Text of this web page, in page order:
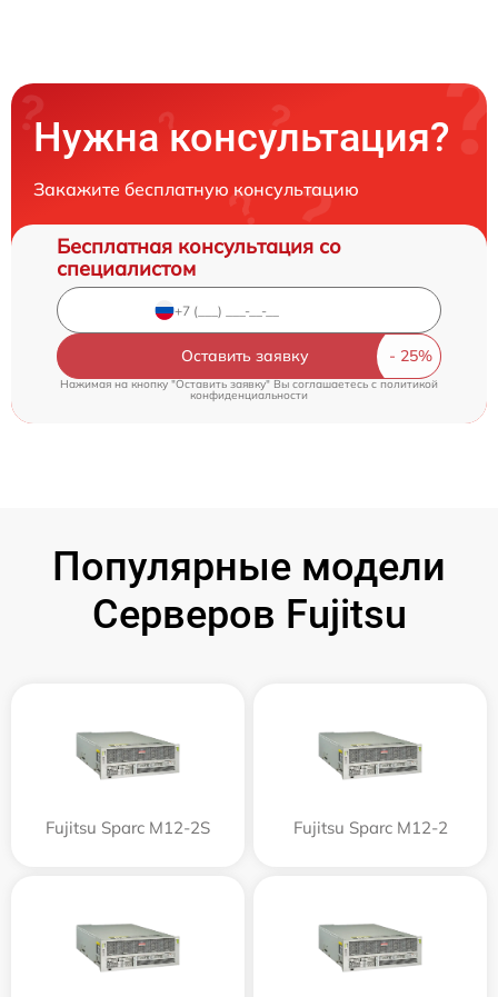
Нужна консультация?
Закажите бесплатную консультацию
Бесплатная консультация со
специалистом
Оставить заявку
Нажимая на кнопку "Оставить заявку" Вы соглашаетесь cполитикой
конфиденциальности
Популярные модели
Серверов Fujitsu
Fujitsu Sparc M12-2S Fujitsu Sparc M12-2